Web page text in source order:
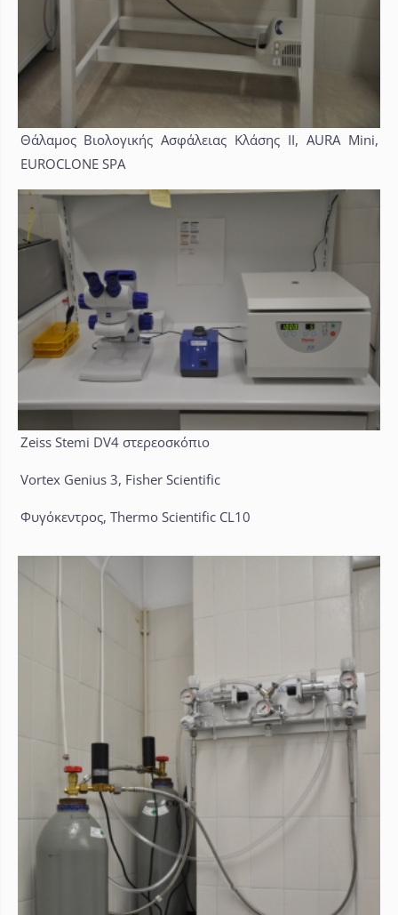
Θάλαμος Βιολογικής Ασφάλειας Κλάσης II, AURA Mini,
EUROCLONE SPA
Zeiss Stemi DV4 στερεοσκόπιο
Vortex Genius 3, Fisher Scientific
Φυγόκεντρος, Thermo Scientific CL10